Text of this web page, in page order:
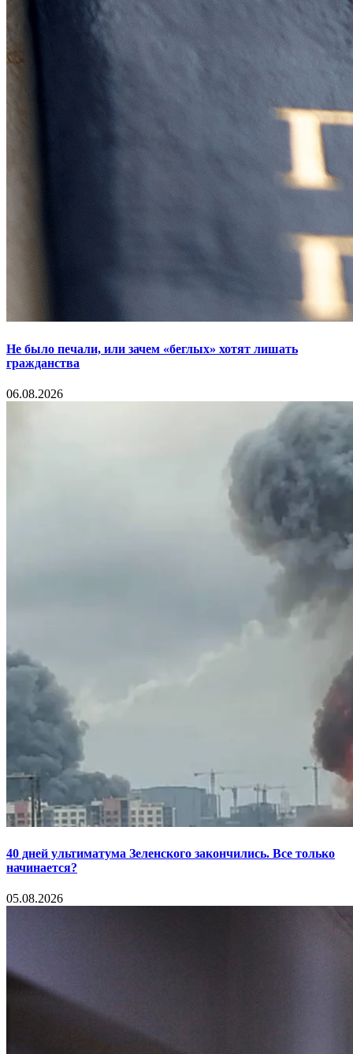
Не было печали, или зачем «беглых» хотят лишать
гражданства
06.08.2026
40 дней ультиматума Зеленского закончились. Все только
начинается?
05.08.2026